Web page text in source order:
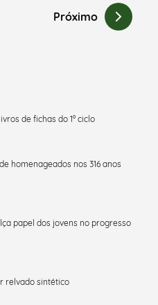
Próximo
de fichas do 1º ciclo
homenageados nos 316 anos
papel dos jovens no progresso
relvado sintético